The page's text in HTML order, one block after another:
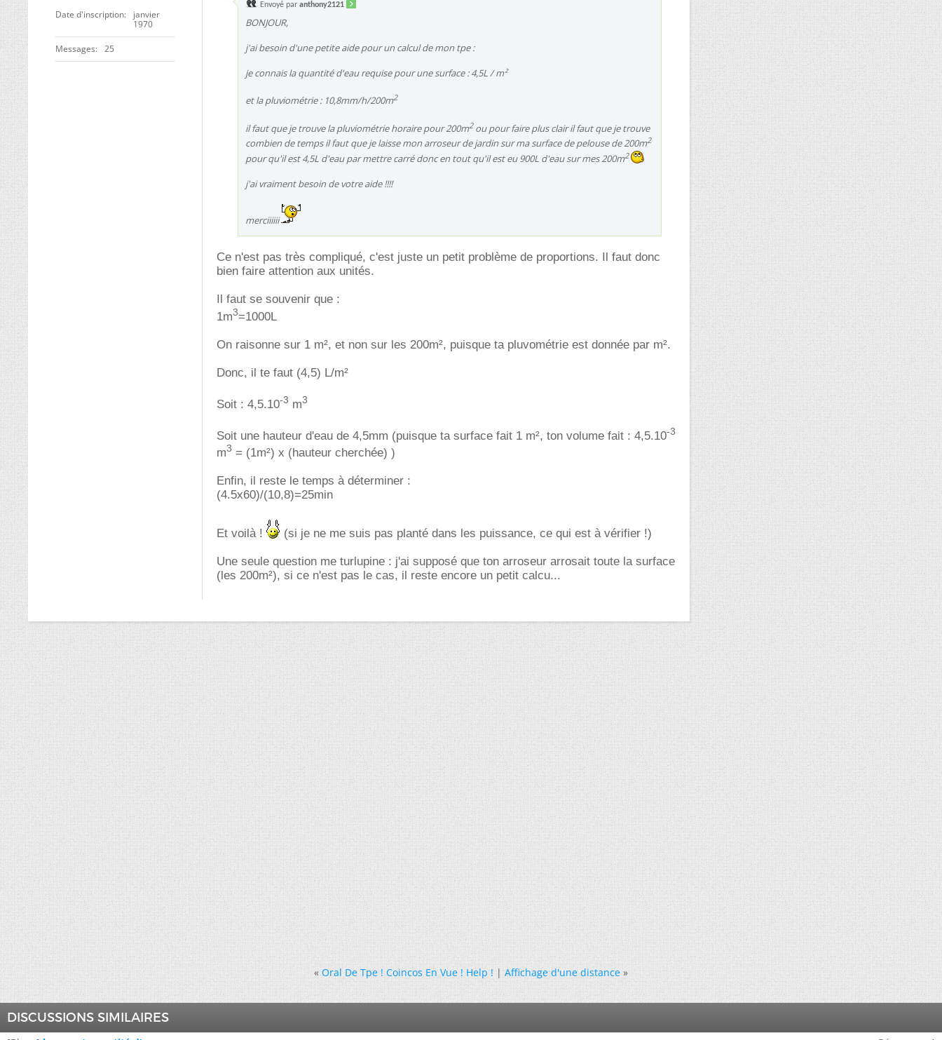
Date d'inscription
janvier
1970
Messages 25
Envoyé par anthony2121
BONJOUR,
j'ai besoin d'une petite aide pour un calcul de mon tpe :
je connais la quantité d'eau requise pour une surface : 4,5L / m²
et la pluviométrie : 10,8mm/h/200m2
il faut que je trouve la pluviométrie horaire pour 200m2ou pour faire plus clair il faut que je trouve
combien de temps il faut que je laisse mon arroseur de jardin sur ma surface de pelouse de 200m2
pour qu'il est 4,5L d'eau par mettre carré donc en tout qu'il est eu 900L d'eau sur mes 200m2
j'ai vraiment besoin de votre aide !!!!
merciiiiii
Ce n'est pas très compliqué, c'est juste un petit problème de proportions. Il faut donc
bien faire attention aux unités.
Il faut se souvenir que :
1m3=1000L
On raisonne sur 1 m², et non sur les 200m², puisque ta pluvométrie est donnée par m².
Donc, il te faut (4,5) L/m²
Soit : 4,5.10-3 m3
Soit une hauteur d'eau de 4,5mm (puisque ta surface fait 1 m², ton volume fait : 4,5.10-3
m3 = (1m²) x (hauteur cherchée) )
Enfin, il reste le temps à déterminer :
(4.5x60)/(10,8)=25min
Et voilà ! (si je ne me suis pas planté dans les puissance, ce qui est à vérifier !)
Une seule question me turlupine : j'ai supposé que ton arroseur arrosait toute la surface
(les 200m²), si ce n'est pas le cas, il reste encore un petit calcu...
« Oral De Tpe ! Coincos En Vue ! Help !|Affichage d'une distance »
DISCUSSIONS SIMILAIRES